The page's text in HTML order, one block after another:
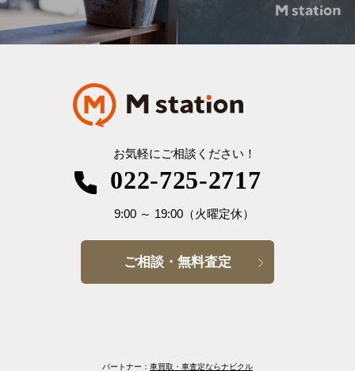
お気軽にご相談ください！
022-725-2717
9:00～ 19:00（火曜定休）
ご相談・無料査定
パートナー： 車買取・車査定ならナビクル